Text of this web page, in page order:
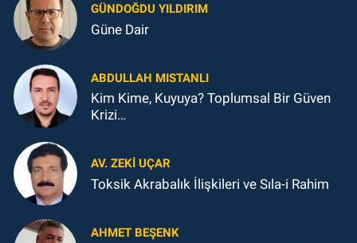
GÜNDOĞDU YILDIRIM
Güne Dair
ABDULLAH MISTANLI
Kim Kime, Kuyuya? Toplumsal Bir Güven
Krizi…
AV. ZEKI UÇAR
Toksik Akrabalık İlişkileri ve Sıla-i Rahim
AHMET BEŞENK